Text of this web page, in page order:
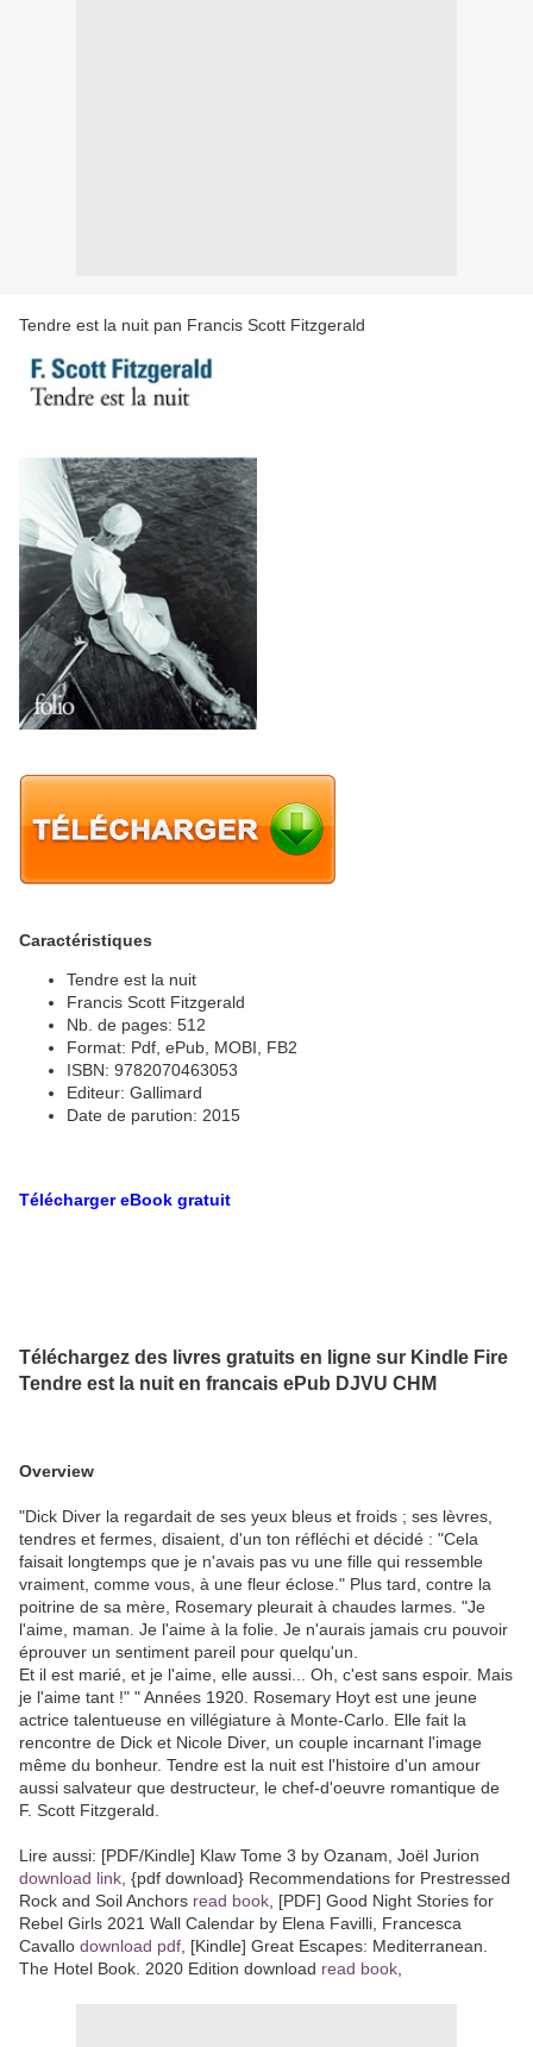
Tendre est la nuit pan Francis Scott Fitzgerald
Caractéristiques
Tendre est la nuit
Francis Scott Fitzgerald
Nb. de pages: 512
Format: Pdf, ePub, MOBI, FB2
ISBN: 9782070463053
Editeur: Gallimard
Date de parution: 2015
Télécharger eBook gratuit
Téléchargez des livres gratuits en ligne sur Kindle Fire
Tendre est la nuit en francais ePub DJVU CHM
Overview
"Dick Diver la regardait de ses yeux bleus et froids ; ses lèvres,
tendres et fermes, disaient, d'un ton réfléchi et décidé : "Cela
faisait longtemps que je n'avais pas vu une fille qui ressemble
vraiment, comme vous, à une fleur éclose." Plus tard, contre la
poitrine de sa mère, Rosemary pleurait à chaudes larmes. "Je
l'aime, maman. Je l'aime à la folie. Je n'aurais jamais cru pouvoir
éprouver un sentiment pareil pour quelqu'un.
Et il est marié, et je l'aime, elle aussi... Oh, c'est sans espoir. Mais
je l'aime tant !" " Années 1920. Rosemary Hoyt est une jeune
actrice talentueuse en villégiature à Monte-Carlo. Elle fait la
rencontre de Dick et Nicole Diver, un couple incarnant l'image
même du bonheur. Tendre est la nuit est l'histoire d'un amour
aussi salvateur que destructeur, le chef-d'oeuvre romantique de
F. Scott Fitzgerald.
Lire aussi: [PDF/Kindle] Klaw Tome 3 by Ozanam, Joël Jurion
download link , {pdf download} Recommendations for Prestressed
Rock and Soil Anchors read book , [PDF] Good Night Stories for
Rebel Girls 2021 Wall Calendar by Elena Favilli, Francesca
Cavallo download pdf , [Kindle] Great Escapes: Mediterranean.
The Hotel Book. 2020 Edition download read book